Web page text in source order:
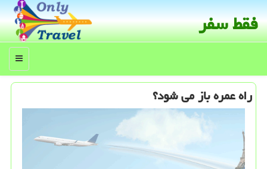
فقط سفر
منو
راه عمره باز می شود؟